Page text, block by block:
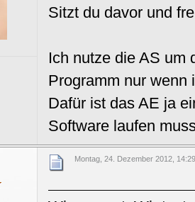
Sitzt du davor und
Ich nutze die AS um
Programm nur wenn
Dafür ist das AE ja
Software laufen
Montag, 24. Dezember 2012,